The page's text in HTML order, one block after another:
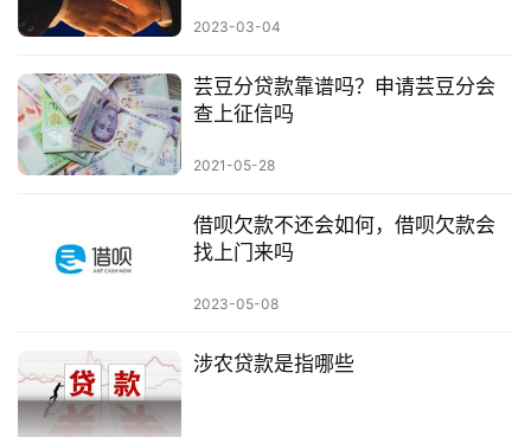
2023-03-04
芸豆分贷款靠谱吗？申请芸豆分会
查上征信吗
2021-05-28
借呗欠款不还会如何，借呗欠款会
找上门来吗
2023-05-08
涉农贷款是指哪些